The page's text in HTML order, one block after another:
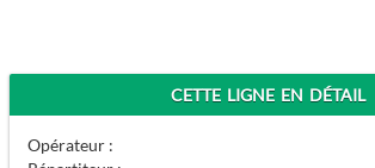
CETTE LIGNE EN DÉTAIL
Opérateur :